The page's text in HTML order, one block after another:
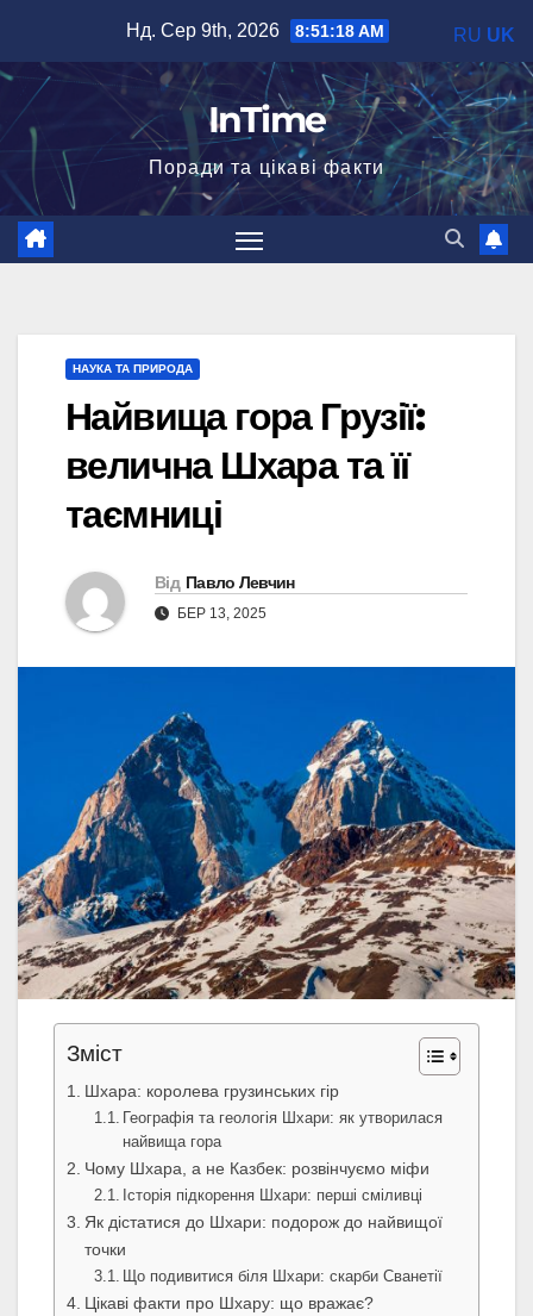
вмісту
Нд. Сер 9th, 2026 8:51:20 AM
InTime
Поради та цікаві факти
НАУКА ТА ПРИРОДА
Найвища гора Грузії:
велична Шхара та її
таємниці
Від Павло Левчин
БЕР 13, 2025
Зміст
Шхара: королева грузинських гір
Географія та геологія Шхари: як утворилася
найвища гора
Чому Шхара, а не Казбек: розвінчуємо міфи
Історія підкорення Шхари: перші сміливці
Як дістатися до Шхари: подорож до найвищої
точки
Що подивитися біля Шхари: скарби Сванетії
Цікаві факти про Шхару: що вражає?
RU UK